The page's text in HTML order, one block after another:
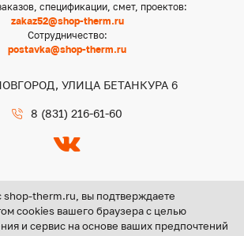
спецификации, смет, проектов:
zakaz52@shop-therm.ru
Сотрудничество:
postavka@shop-therm.ru
УЛИЦА БЕТАНКУРА 6
8 (831) 216-61-60
@ 2026 ООО «ЦЕНТР ГРУПП НН»
shop-therm.ru, вы подтверждаете
cookies вашего браузера с целью
и сервис на основе ваших предпочтений